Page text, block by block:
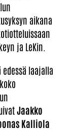
aikana
ja LeKin.
laajalla
Jaakko
Kalliola